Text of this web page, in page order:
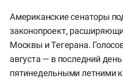
Американские сенаторы
законопроект,
Москвы и Тегерана.
августа — в последний
пятинедельными летними